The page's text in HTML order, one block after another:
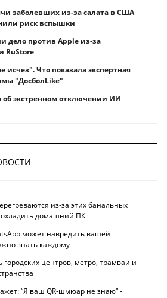
заболевших из-за салата в США
риск вспышки
дело против Apple из-за
RuStore
исчез". Что показала экспертная
"ДосболLike"
об экстренном отключении ИИ
из-за этих банальных
домашний ПК
может навредить вашей
знать каждому
центров, метро, трамваи и
“Я ваш QR-шмюар не знаю“ -